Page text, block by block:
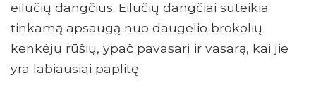
eilučių dangčius. Eilučių dangčiai suteikia
tinkamą apsaugą nuo daugelio brokolių
kenkėjų rūšių, ypač pavasarį ir vasarą, kai jie
yra labiausiai paplitę.